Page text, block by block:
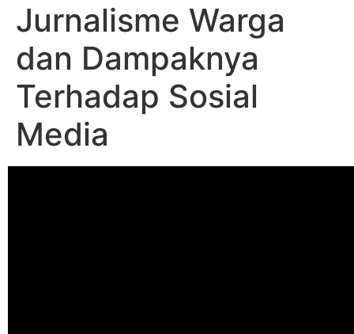
Jurnalisme Warga
dan Dampaknya
Terhadap Sosial
Media